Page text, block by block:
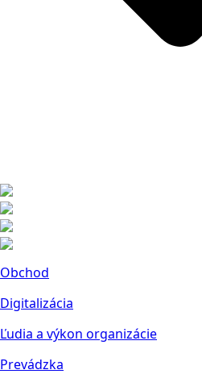
Obchod
Digitalizácia
Ľudia a výkon organizácie
Prevádzka